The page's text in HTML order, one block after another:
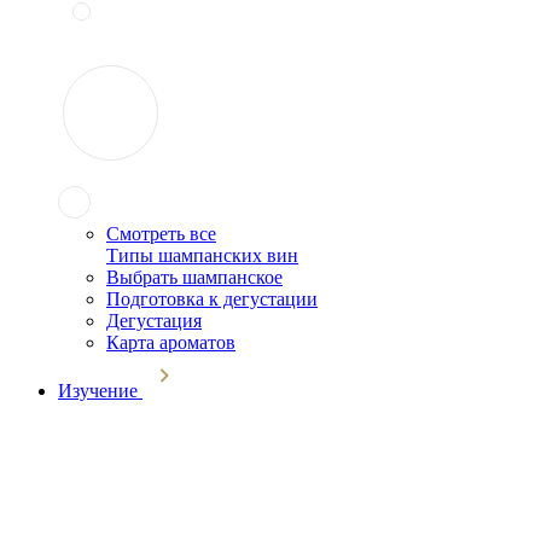
Смотреть все
Типы шампанских вин
Выбрать шампанское
Подготовка к дегустации
Дегустация
Карта ароматов
Изучение